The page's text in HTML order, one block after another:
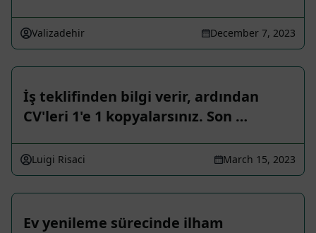
Valizadehir December 7, 2023
İş teklifinden bilgi verir, ardından
CV'leri 1'e 1 kopyalarsınız. Son …
Luigi Risaci March 15, 2023
Ev yenileme sürecinde ilham